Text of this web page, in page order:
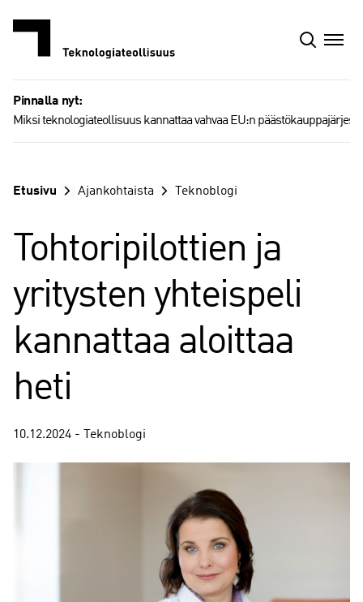
Pinnalla nyt:
Miksi teknologiateollisuus kannattaa vahvaa EU:n
Etusivu Ajankohtaista Teknoblogi
Tohtoripilottien ja
yritysten yhteispeli
kannattaa aloittaa
heti
10.12.2024 - Teknoblogi